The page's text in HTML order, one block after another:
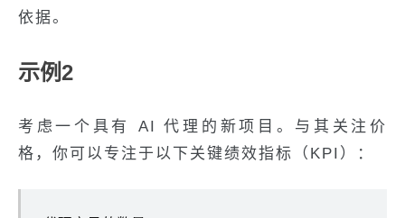
依据。
示例2
考虑一个具有 AI 代理的新项目。与其关注价
格，你可以专注于以下关键绩效指标（KPI）：